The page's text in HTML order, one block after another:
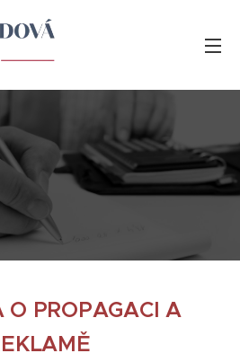
O PROPAGACI A